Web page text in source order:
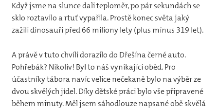
Když jsme na slunce dali teploměr, po pár sekundách se
sklo roztavilo a rtuť vypařila. Prostě konec světa jaký
zažili dinosauři před 66 miliony lety (plus mínus 319 let).
A právě v tuto chvíli dorazilo do Dřešína černé auto.
Pohřebák? Nikoliv! Byl to náš vynikající oběd. Pro
účastníky tábora navíc velice nečekaně bylo na výběr ze
dvou skvělých jídel. Díky dětské práci bylo vše připravené
během minuty. Měl jsem sáhodlouze napsané obě skvělá